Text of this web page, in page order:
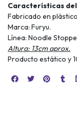
Características
Fabricado en
Marca: Furyu.
Línea: Noodle
Altura: 13cm aprox.
Producto estático y